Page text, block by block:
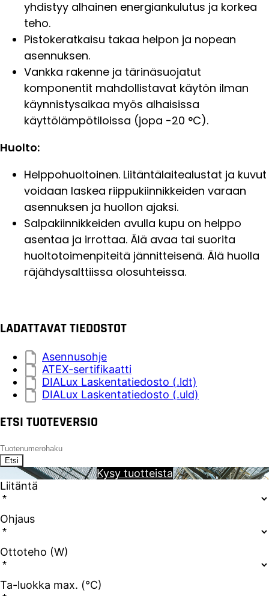
yhdistyy alhainen energiankulutus ja korkea
teho.
Pistokeratkaisu takaa helpon ja nopean
asennuksen.
Vankka rakenne ja tärinäsuojatut
komponentit mahdollistavat käytön ilman
käynnistysaikaa myös alhaisissa
käyttölämpötiloissa (jopa -20 °C).
Huolto:
Helppohuoltoinen. Liitäntälaitealustat ja kuvut
voidaan laskea riippukiinnikkeiden varaan
asennuksen ja huollon ajaksi.
Salpakiinnikkeiden avulla kupu on helppo
asentaa ja irrottaa. Älä avaa tai suorita
huoltotoimenpiteitä jännitteisenä. Älä huolla
räjähdysalttiissa olosuhteissa.
LADATTAVAT TIEDOSTOT
Asennusohje
ATEX-sertifikaatti
DIALux Laskentatiedosto (.ldt)
DIALux Laskentatiedosto (.uld)
ETSI TUOTEVERSIO
Etsi
Kysy tuotteista
Liitäntä
Ohjaus
Ottoteho (W)
Ta-luokka max. (°C)